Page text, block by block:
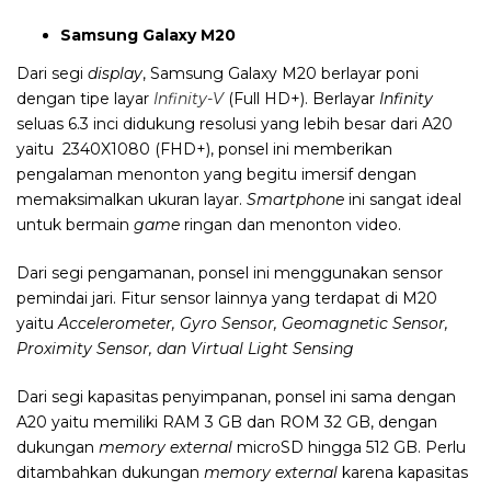
Samsung Galaxy M20
Dari segi display, Samsung Galaxy M20 berlayar poni
dengan tipe layar Infinity-V (Full HD+). Berlayar Infinity
seluas 6.3 inci didukung resolusi yang lebih besar dari A20
yaitu 2340X1080 (FHD+), ponsel ini memberikan
pengalaman menonton yang begitu imersif dengan
memaksimalkan ukuran layar. Smartphone ini sangat ideal
untuk bermain game ringan dan menonton video.
Dari segi pengamanan, ponsel ini menggunakan sensor
pemindai jari. Fitur sensor lainnya yang terdapat di M20
yaituAccelerometer, Gyro Sensor, Geomagnetic Sensor,
Proximity Sensor, dan Virtual Light Sensing
Dari segi kapasitas penyimpanan, ponsel ini sama dengan
A20 yaitu memiliki RAM 3 GB dan ROM 32 GB, dengan
dukungan memory external microSD hingga 512 GB. Perlu
ditambahkan dukungan memory external karena kapasitas